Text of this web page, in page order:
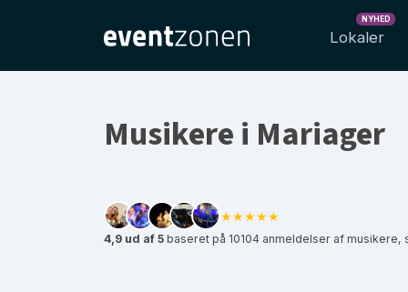
Lokaler
NYHED
Musikere i Mariager
★★★★★
4,9 ud af 5 baseret på 10104 anmeldelser af